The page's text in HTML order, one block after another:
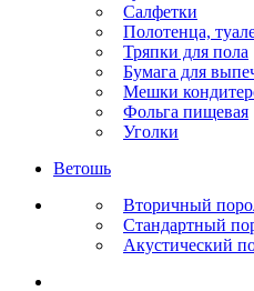
Салфетки
Полотенца,
Тряпки для пола
Бумага для
Мешки
Фольга пищевая
Уголки
Ветошь
Вторичный
Стандартный
Акустический